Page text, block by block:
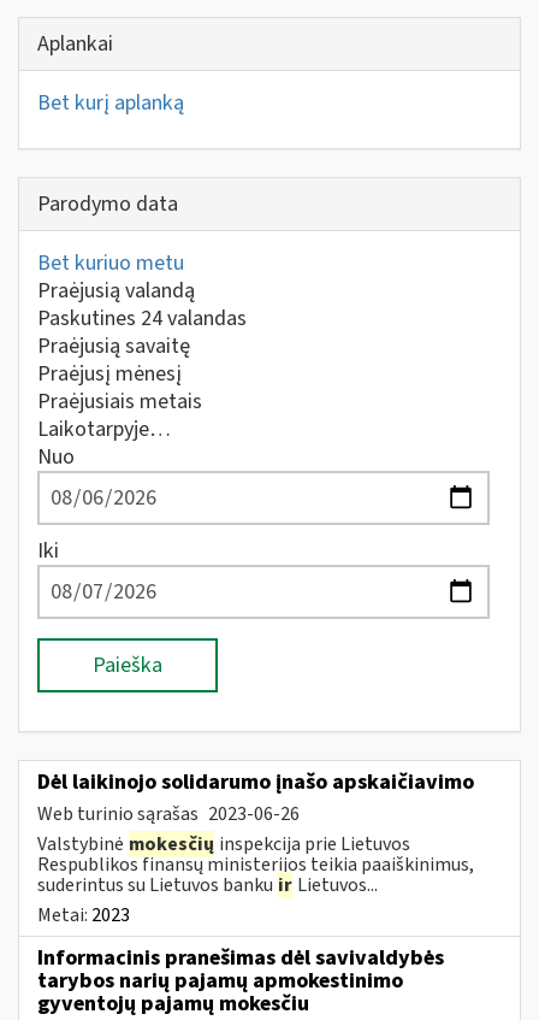
Aplankai
Bet kurį aplanką
Parodymo data
Bet kuriuo metu
Praėjusią valandą
Paskutines 24 valandas
Praėjusią savaitę
Praėjusį mėnesį
Praėjusiais metais
Laikotarpyje…
Nuo
Iki
Paieška
Dėl laikinojo solidarumo įnašo apskaičiavimo
Web turinio sąrašas 2023-06-26
Valstybinė mokesčių inspekcija prie Lietuvos
Respublikos finansų ministerijos teikia paaiškinimus,
suderintus su Lietuvos banku ir Lietuvos...
Metai: 2023
Informacinis pranešimas dėl savivaldybės
tarybos narių pajamų apmokestinimo
gyventojų pajamų mokesčiu